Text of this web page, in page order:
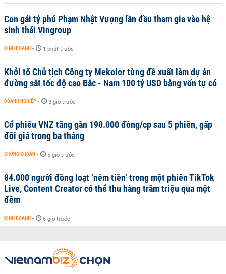
Con gái tỷ phú Phạm Nhật Vượng lần đầu tham gia vào hệ
sinh thái Vingroup
KINH DOANH - 1 phút trước
Khởi tố Chủ tịch Công ty Mekolor từng đề xuất làm dự án
đường sắt tốc độ cao Bắc - Nam 100 tỷ USD bằng vốn tự có
DOANH NGHIỆP - 3 giờ trước
Cổ phiếu VNZ tăng gần 190.000 đồng/cp sau 5 phiên, gấp
đôi giá trong ba tháng
CHỨNG KHOÁN - 5 giờ trước
84.000 người đồng loạt ‘ném tiền’ trong một phiên TikTok
Live, Content Creator có thể thu hàng trăm triệu qua một
đêm
KINH DOANH - 6 giờ trước